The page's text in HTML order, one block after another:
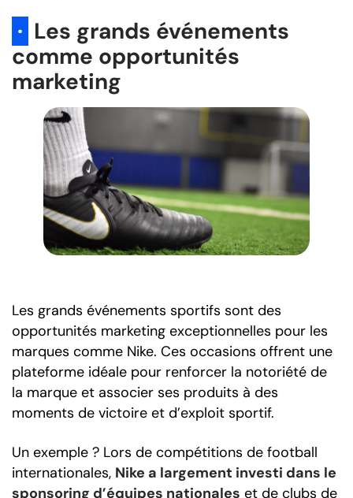
· Les grands événements
comme opportunités
marketing
Les grands événements sportifs sont des
opportunités marketing exceptionnelles pour les
marques comme Nike. Ces occasions offrent une
plateforme idéale pour renforcer la notoriété de
la marque et associer ses produits à des
moments de victoire et d’exploit sportif.
Un exemple ? Lors de compétitions de football
internationales, Nike a largement investi dans le
sponsoring d’équipes nationales et de clubs de